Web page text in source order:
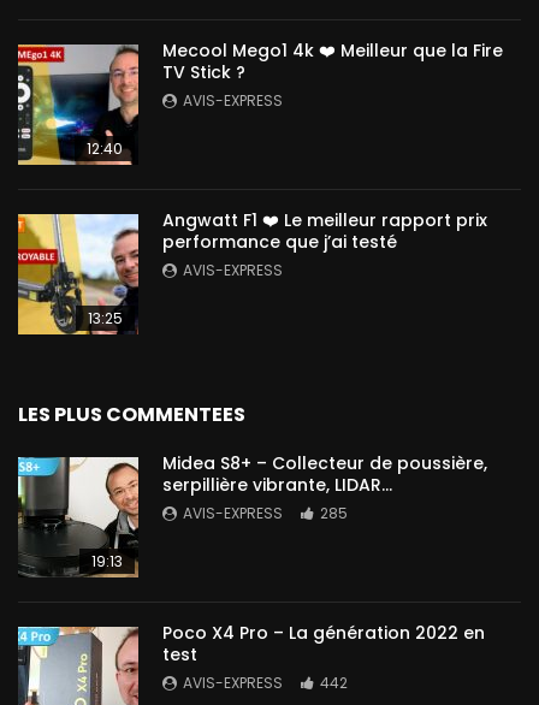
12:40
Mecool Mego1 4k ❤️ Meilleur que la Fire
TV Stick ?
AVIS-EXPRESS
13:25
Angwatt F1 ❤️ Le meilleur rapport prix
performance que j’ai testé
AVIS-EXPRESS
LES PLUS COMMENTEES
19:13
Midea S8+ – Collecteur de poussière,
serpillière vibrante, LIDAR…
AVIS-EXPRESS 285
Poco X4 Pro – La génération 2022 en
test
AVIS-EXPRESS 442